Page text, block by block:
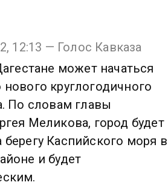
12:13 — Голос Кавказа
может начаться
нового круглогодичного
По словам главы
Меликова, город будет
Каспийского моря в
и будет